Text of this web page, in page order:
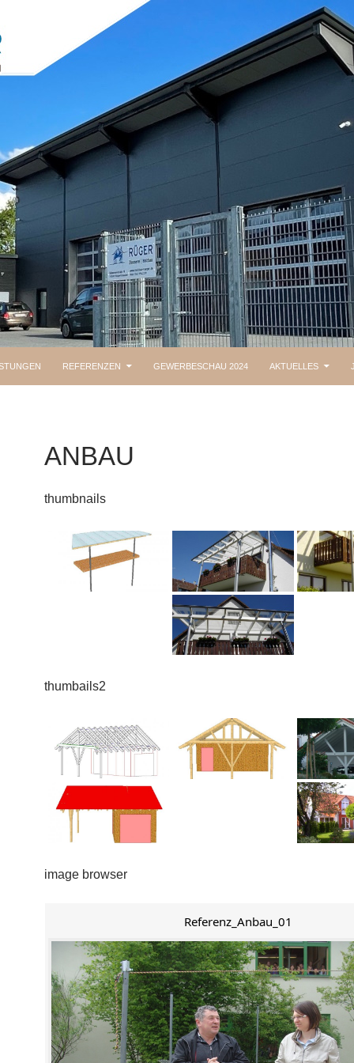
REFERENZEN GEWERBESCHAU 2024 AKTUELLES
ANBAU
thumbnails
thumbails2
image browser
Referenz_Anbau_01